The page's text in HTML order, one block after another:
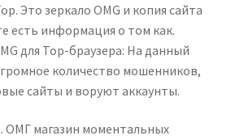
Это зеркало OMG и копия сайта
есть информация о том как.
для Тор-браузера: На данный
количество мошенников,
сайты и воруют аккаунты.
ОМГ магазин моментальных